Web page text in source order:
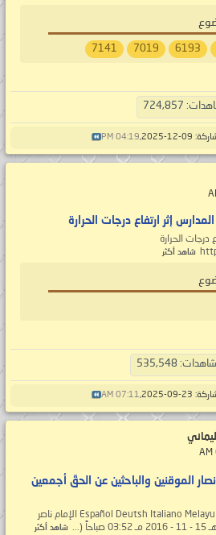
6193
7019
7141
724,857
09-12-2025,
04:19 PM
إثر ارتفاع درجات الحرارة
درجات الحرارة
شاهد أكثر
535,548
23-09-2025,
07:11 AM
الموقنين والباحثين عن الحقّ أجمعين
English فارسی Español Deutsh Italiano Melayu Türk Français الإمام ناصر
شاهد أكثر